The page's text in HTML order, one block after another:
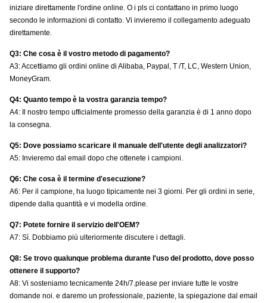
iniziare direttamente l'ordine online. O i pls ci contattano in primo luogo
secondo le informazioni di contatto. Vi invieremo il collegamento adeguato
direttamente.
Q3: Che cosa è il vostro metodo di pagamento?
A3: Accettiamo gli ordini online di Alibaba, Paypal, T /T, LC, Western Union,
MoneyGram.
Q4: Quanto tempo è la vostra garanzia tempo?
A4: Il nostro tempo ufficialmente promesso della garanzia è di 1 anno dopo
la consegna.
Q5: Dove possiamo scaricare il manuale dell'utente degli analizzatori?
A5: Invieremo dal email dopo che ottenete i campioni.
Q6: Che cosa è il termine d'esecuzione?
A6: Per il campione, ha luogo tipicamente nei 3 giorni. Per gli ordini in serie,
dipende dalla quantità e vi modella ordine.
Q7: Potete fornire il servizio dell'OEM?
A7: Sì. Dobbiamo più ulteriormente discutere i dettagli.
Q8: Se trovo qualunque problema durante l'uso del prodotto, dove posso
ottenere il supporto?
A8: Vi sosteniamo tecnicamente 24h/7.please per inviare tutte le vostre
domande noi. e daremo un professionale, paziente, la spiegazione dal email